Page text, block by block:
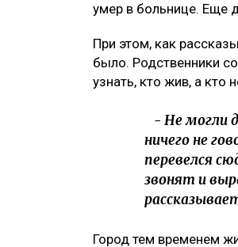
умер в больнице. Еще
При этом, как
было. Родственники
узнать, кто жив, а кто
- Не могли
ничего не
перевелся
звонят и
Город тем временем